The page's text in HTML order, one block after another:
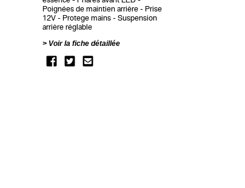
Poignées de maintien arrière
Prise
12V
Protege mains
Suspension
arrière réglable
Voir la fiche détaillée